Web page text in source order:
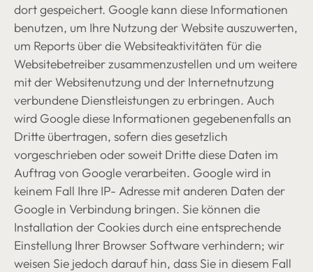
dort gespeichert. Google kann diese Informationen
benutzen, um Ihre Nutzung der Website auszuwerten,
um Reports über die Websiteaktivitäten für die
Websitebetreiber zusammenzustellen und um weitere
mit der Websitenutzung und der Internetnutzung
verbundene Dienstleistungen zu erbringen. Auch
wird Google diese Informationen gegebenenfalls an
Dritte übertragen, sofern dies gesetzlich
vorgeschrieben oder soweit Dritte diese Daten im
Auftrag von Google verarbeiten. Google wird in
keinem Fall Ihre IP- Adresse mit anderen Daten der
Google in Verbindung bringen. Sie können die
Installation der Cookies durch eine entsprechende
Einstellung Ihrer Browser Software verhindern; wir
weisen Sie jedoch darauf hin, dass Sie in diesem Fall